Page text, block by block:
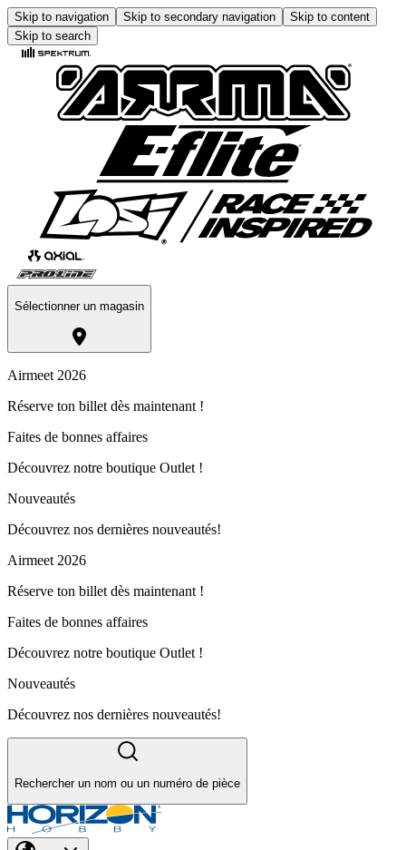
Skip to navigation Skip to secondary navigation
Skip to content
Skip to search
Sélectionner un magasin
Airmeet 2026
Réserve ton billet dès maintenant !
Faites de bonnes affaires
Découvrez notre boutique Outlet !
Nouveautés
Découvrez nos dernières nouveautés!
Airmeet 2026
Réserve ton billet dès maintenant !
Faites de bonnes affaires
Découvrez notre boutique Outlet !
Nouveautés
Découvrez nos dernières nouveautés!
Rechercher un nom ou un numéro de pièce